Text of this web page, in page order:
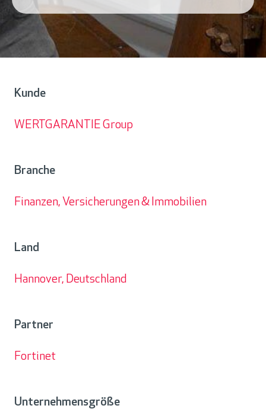
Kunde
WERTGARANTIE Group
Branche
Finanzen, Versicherungen & Immobilien
Land
Hannover, Deutschland
Partner
Fortinet
Unternehmensgröße